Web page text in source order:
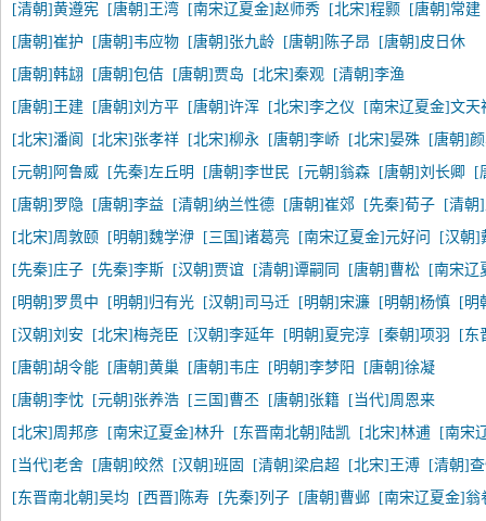
[清朝]黄遵宪
[唐朝]王湾 [南宋辽夏金]赵师秀 [北宋]程颢
[唐朝]常建
[唐朝]崔护
[唐朝]韦应物 [唐朝]张九龄 [唐朝]陈子昂
[唐朝]皮日休
[唐朝]韩翃
[唐朝]包佶 [唐朝]贾岛 [北宋]秦观
[清朝]李渔
[唐朝]王建
[唐朝]刘方平 [唐朝]许浑 [北宋]李之仪
[南宋辽夏金]文天
[北宋]潘阆
[北宋]张孝祥 [北宋]柳永 [唐朝]李峤 [北宋]晏殊
[唐朝]
[元朝]阿鲁威
[先秦]左丘明 [唐朝]李世民 [元朝]翁森 [唐朝]刘长卿
[
[唐朝]罗隐
[唐朝]李益 [清朝]纳兰性德 [唐朝]崔郊 [先秦]荀子
[清朝
[北宋]周敦颐
[明朝]魏学洢 [三国]诸葛亮 [南宋辽夏金]元好问
[汉朝]
[先秦]庄子
[先秦]李斯 [汉朝]贾谊 [清朝]谭嗣同 [唐朝]曹松
[南宋辽
[明朝]罗贯中
[明朝]归有光 [汉朝]司马迁 [明朝]宋濂 [明朝]杨慎
[明
[汉朝]刘安
[北宋]梅尧臣 [汉朝]李延年 [明朝]夏完淳 [秦朝]项羽
[东
[唐朝]胡令能
[唐朝]黄巢 [唐朝]韦庄 [明朝]李梦阳
[唐朝]徐凝
[唐朝]李忱
[元朝]张养浩 [三国]曹丕 [唐朝]张籍
[当代]周恩来
[北宋]周邦彦
[南宋辽夏金]林升 [东晋南北朝]陆凯 [北宋]林逋
[南宋
[当代]老舍
[唐朝]皎然 [汉朝]班固 [清朝]梁启超 [北宋]王溥
[清朝]
[东晋南北朝]吴均
[西晋]陈寿 [先秦]列子 [唐朝]曹邺
[南宋辽夏金]翁